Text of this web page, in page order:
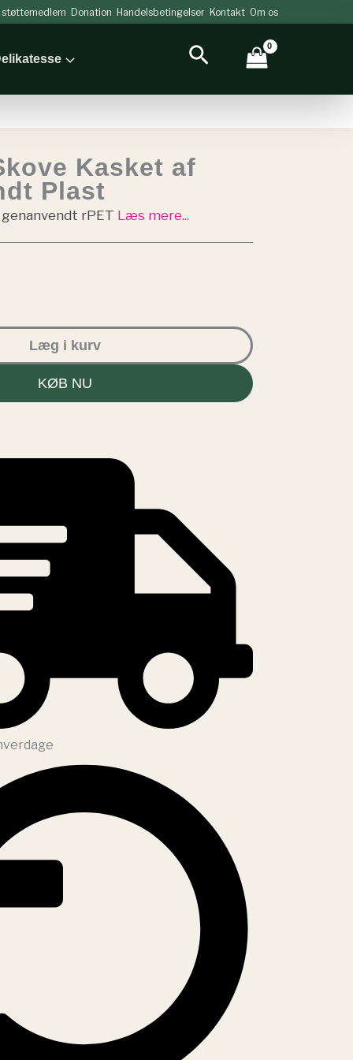
støttemedlem Donation Handelsbetingelser Kontakt Om os
Søg
Kasket af
Plast
rPET Læs mere...
Læg i kurv
KØB NU